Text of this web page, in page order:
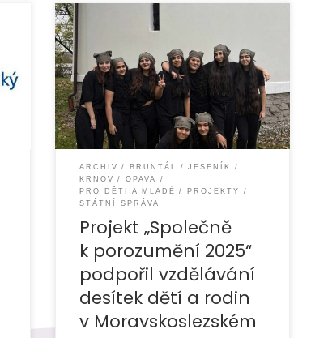
Organizace EUROTOPIA.CZ, o.p.s.
v průběhu roku 2025 realizovala
projekt „Společně k porozumění
2025“, jehož cílem bylo podpořit
vzdělávání dětí ze sociálně
znevýhodněného
ARCHIV BRUNTÁL
JESENÍK
KRNOV
OPAVA
PRO DĚTI A MLADÉ
PROJEKTY
STÁTNÍ SPRÁVA
Projekt „Společně
k porozumění 2025“
podpořil vzdělávání
desítek dětí a rodin
v Moravskoslezském